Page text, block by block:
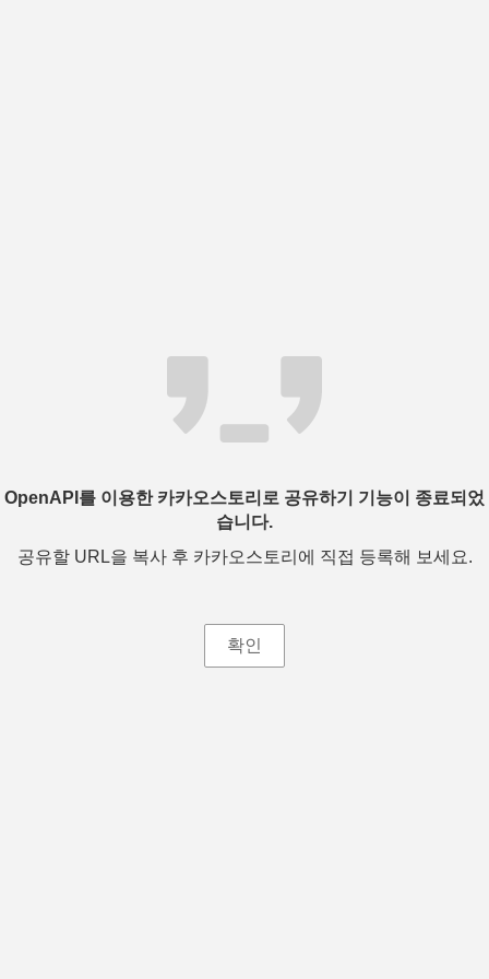
OpenAPI를 이용한 카카오스토리로 공유하기 기능이 종료되었
습니다.
공유할 URL을 복사 후 카카오스토리에 직접 등록해 보세요.
확인